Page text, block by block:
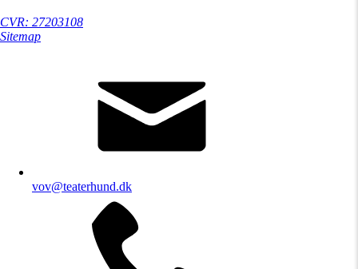
CVR: 27203108
Sitemap
vov@teaterhund.dk